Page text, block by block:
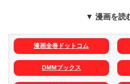
▼ 漫画を読
漫画全巻ドットコム
DMMブックス